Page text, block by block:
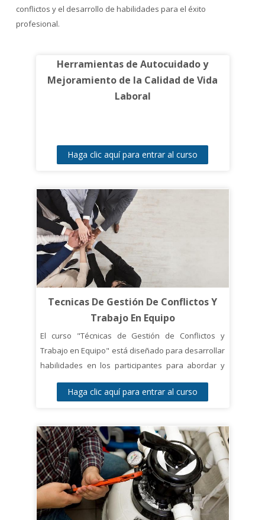
conflictos y el desarrollo de habilidades para el éxito
profesional.
Herramientas de Autocuidado y
Mejoramiento de la Calidad de Vida
Laboral
Haga clic aquí para entrar al curso
Tecnicas De Gestión De Conflictos Y
Trabajo En Equipo
El curso "Técnicas de Gestión de Conflictos y
Trabajo en Equipo" está diseñado para desarrollar
habilidades en los participantes para abordar y
trabajo en equipo y mejorar la comunicación en el
El objetivo del curso es proporcionar a los
participantes herramientas prácticas para
identificar, prevenir y manejar conflictos en el
ámbito laboral, así como para mejorar la
colaboración y el trabajo en equipo. Los
participantes aprenderán sobre técnicas de
Haga clic aquí para entrar al curso